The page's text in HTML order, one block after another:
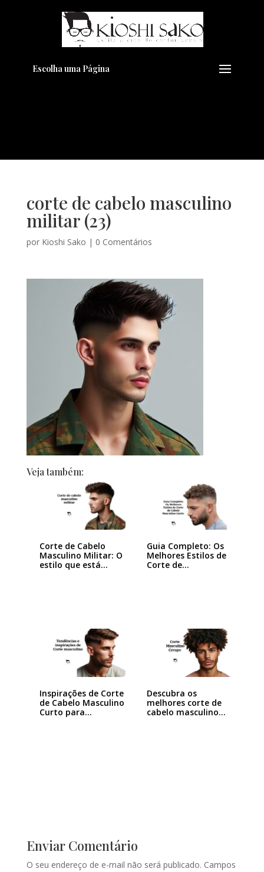
Escolha uma Página
corte de cabelo masculino
militar (23)
por Kioshi Sako | 0 Comentários
Veja também:
Corte de Cabelo
Masculino Militar: O
estilo que está…
Guia Completo: Os
Melhores Estilos de
Corte de…
Inspirações de Corte
de Cabelo Masculino
Curto para…
Descubra os
melhores corte de
cabelo masculino…
Enviar Comentário
O seu endereço de e-mail não será publicado. Campos
Pensando em transformar seu
Visual??